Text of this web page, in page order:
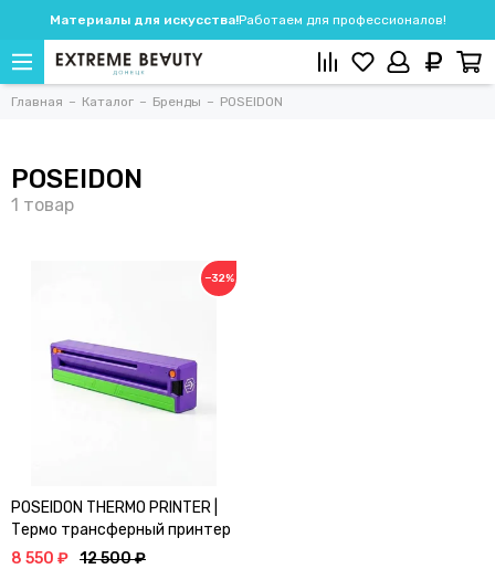
Материалы для искусства!Работаем для профессионалов!
Главная Каталог Бренды POSEIDON
POSEIDON
−32%
POSEIDON THERMO PRINTER |
Термо трансферный принтер
для тату
8 550 ₽ 12 500 ₽